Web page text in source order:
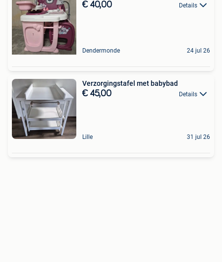
€ 40,00 Details
Dendermonde 24 jul 26
Verzorgingstafel met babybad
€ 45,00 Details
Lille 31 jul 26